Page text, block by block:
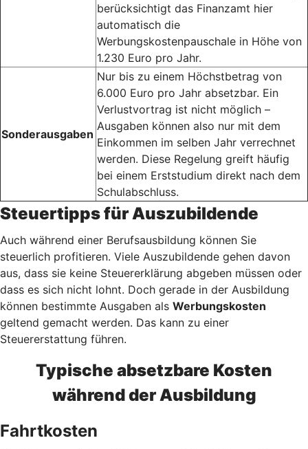
berücksichtigt das Finanzamt hier
automatisch die
Werbungskostenpauschale in Höhe von
1.230 Euro pro Jahr.
Sonderausgaben
Nur bis zu einem Höchstbetrag von
6.000 Euro pro Jahr absetzbar. Ein
Verlustvortrag ist nicht möglich –
Ausgaben können also nur mit dem
Einkommen im selben Jahr verrechnet
werden. Diese Regelung greift häufig
bei einem Erststudium direkt nach dem
Schulabschluss.
Steuertipps für Auszubildende
Auch während einer Berufsausbildung können Sie
steuerlich profitieren. Viele Auszubildende gehen davon
aus, dass sie keine Steuererklärung abgeben müssen oder
dass es sich nicht lohnt. Doch gerade in der Ausbildung
können bestimmte Ausgaben als Werbungskosten
geltend gemacht werden. Das kann zu einer
Steuererstattung führen.
Typische absetzbare Kosten
während der Ausbildung
Fahrtkosten